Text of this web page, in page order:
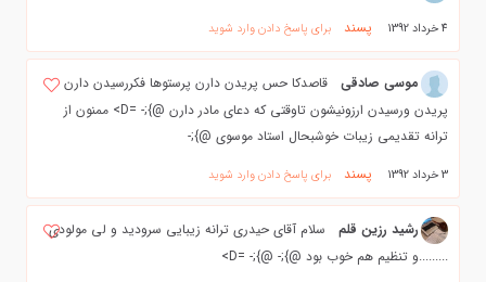
4 خرداد 1392 پسند برای پاسخ دادن وارد شوید
موسی صادقی
قاصدکا حس پریدن دارن پرستوها فکررسیدن دارن
پریدن ورسیدن ارزونیشون تاوقتی که دعای مادر دارن @};- =D> ممنون از
ترانه تقدیمی زیبات خوشبحال استاد موسوی @};-
3 خرداد 1392 پسند برای پاسخ دادن وارد شوید
رشید رزین قلم
سلام آقای حیدری ترانه زیبایی سرودید و لی مولودی
.........و تنظیم هم خوب بود @};- @};- =D>